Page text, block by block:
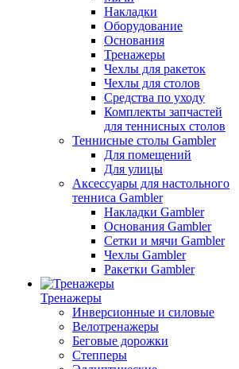
Накладки
Оборудование
Основания
Тренажеры
Чехлы для ракеток
Чехлы для столов
Средства по уходу
Комплекты запчастей
для теннисных столов
Теннисные столы Gambler
Для помещений
Для улицы
Аксессуары для настольного
тенниса Gambler
Накладки Gambler
Основания Gambler
Сетки и мячи Gambler
Чехлы Gambler
Ракетки Gambler
Тренажеры
Инверсионные и силовые
Велотренажеры
Беговые дорожки
Степперы